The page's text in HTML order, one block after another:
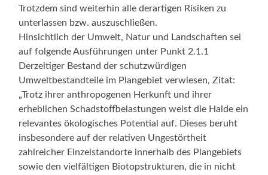
Trotzdem sind weiterhin alle derartigen Risiken zu
unterlassen bzw. auszuschließen.
Hinsichtlich der Umwelt, Natur und Landschaften sei
auf folgende Ausführungen unter Punkt 2.1.1
Derzeitiger Bestand der schutzwürdigen
Umweltbestandteile im Plangebiet verwiesen, Zitat:
„Trotz ihrer anthropogenen Herkunft und ihrer
erheblichen Schadstoffbelastungen weist die Halde ein
relevantes ökologisches Potential auf. Dieses beruht
insbesondere auf der relativen Ungestörtheit
zahlreicher Einzelstandorte innerhalb des Plangebiets
sowie den vielfältigen Biotopstrukturen, die in nicht